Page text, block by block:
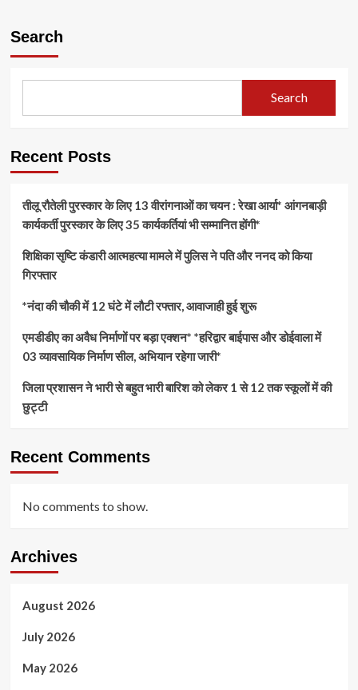
Search
Search
Recent Posts
तीलू रौतेली पुरस्कार के लिए 13 वीरांगनाओं का चयन : रेखा आर्या* आंगनबाड़ी
कार्यकर्ती पुरस्कार के लिए 35 कार्यकर्तियां भी सम्मानित होंगी*
शिक्षिका सृष्टि कंडारी आत्महत्या मामले में पुलिस ने पति और ननद को किया
गिरफ्तार
*नंदा की चौकी में 12 घंटे में लौटी रफ्तार, आवाजाही हुई शुरू
एमडीडीए का अवैध निर्माणों पर बड़ा एक्शन* *हरिद्वार बाईपास और डोईवाला में
03 व्यावसायिक निर्माण सील, अभियान रहेगा जारी*
जिला प्रशासन ने भारी से बहुत भारी बारिश को लेकर 1 से 12 तक स्कूलों में की
छुट्टी
Recent Comments
No comments to show.
Archives
August 2026
July 2026
May 2026